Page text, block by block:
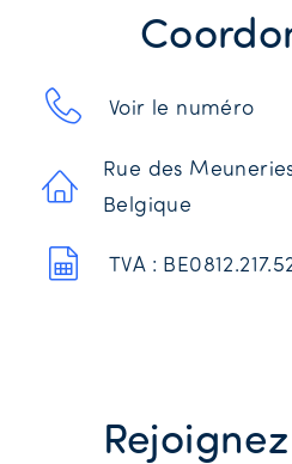
Voir le numéro
Rue des
Belgique
TVA :